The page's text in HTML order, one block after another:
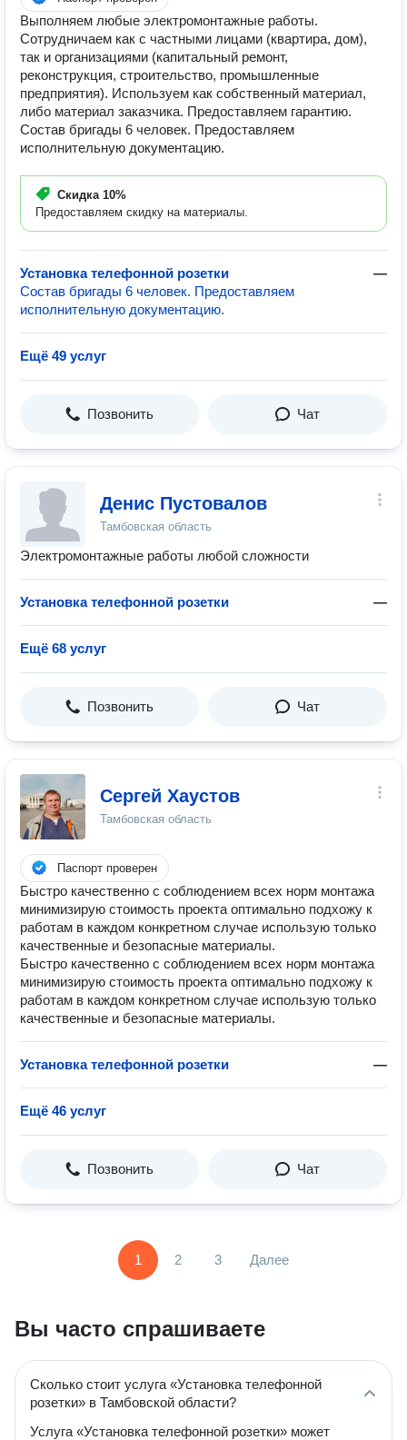
Выполняем любые электромонтажные работы.
Сотрудничаем как с частными лицами (квартира, дом),
так и организациями (капитальный ремонт,
реконструкция, строительство, промышленные
предприятия). Используем как собственный материал,
либо материал заказчика. Предоставляем гарантию.
Состав бригады 6 человек. Предоставляем
исполнительную документацию.
Скидка 10%
Предоставляем скидку на материалы.
Установка телефонной розетки
—
Состав бригады 6 человек. Предоставляем
исполнительную документацию.
Ещё 49 услуг
Позвонить Чат
Денис Пустовалов
Тамбовская область
Электромонтажные работы любой сложности
Установка телефонной розетки —
Ещё 68 услуг
Позвонить Чат
Сергей Хаустов
Тамбовская область
Паспорт проверен
Быстро качественно с соблюдением всех норм монтажа
минимизирую стоимость проекта оптимально подхожу к
работам в каждом конкретном случае использую только
качественные и безопасные материалы.
Быстро качественно с соблюдением всех норм монтажа
минимизирую стоимость проекта оптимально подхожу к
работам в каждом конкретном случае использую только
качественные и безопасные материалы.
Установка телефонной розетки —
Ещё 46 услуг
Позвонить Чат
1 2 3 Далее
Вы часто спрашиваете
Сколько стоит услуга «Установка телефонной
розетки» в Тамбовской области?
Услуга «Установка телефонной розетки» может